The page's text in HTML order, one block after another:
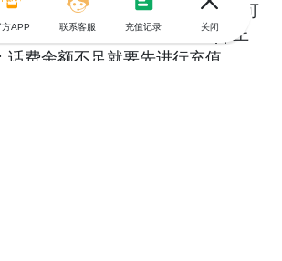
购买的）如果你的话费足够，即可
后也会收到短信提醒，同时app上
话费余额不足就要先进行充值
方APP 联系客服 充值记录 关闭